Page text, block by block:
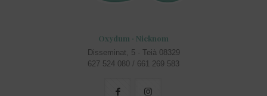
Oxydum · Nicknom
Disseminat, 5 · Teià 08329
627 524 080 / 661 269 583